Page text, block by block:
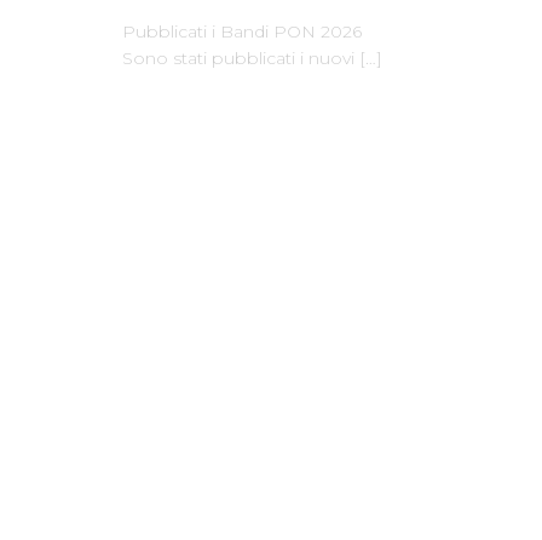
Pubblicati i Bandi PON 2026
Sono stati pubblicati i nuovi […]